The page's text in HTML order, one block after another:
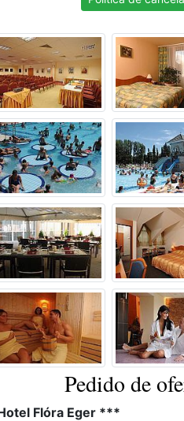
Pedido de
Flóra Eger ***